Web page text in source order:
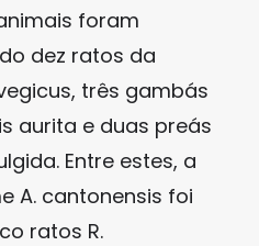
foram
dez ratos da
três gambás
aurita e duas preás
Entre estes, a
A. cantonensis foi
ratos R.